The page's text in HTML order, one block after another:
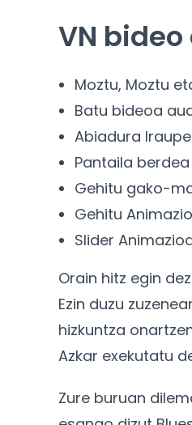
VN
Moztu, Moztu
Batu bideoa
Abiadura
Pantaila
Gehitu gako-
Gehitu
Slider
Orain hitz egin
Ezin duzu
hizkuntza
Azkar exekutatu
Zure buruan